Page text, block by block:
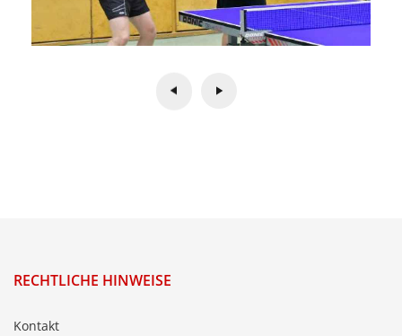
RECHTLICHE HINWEISE
Kontakt